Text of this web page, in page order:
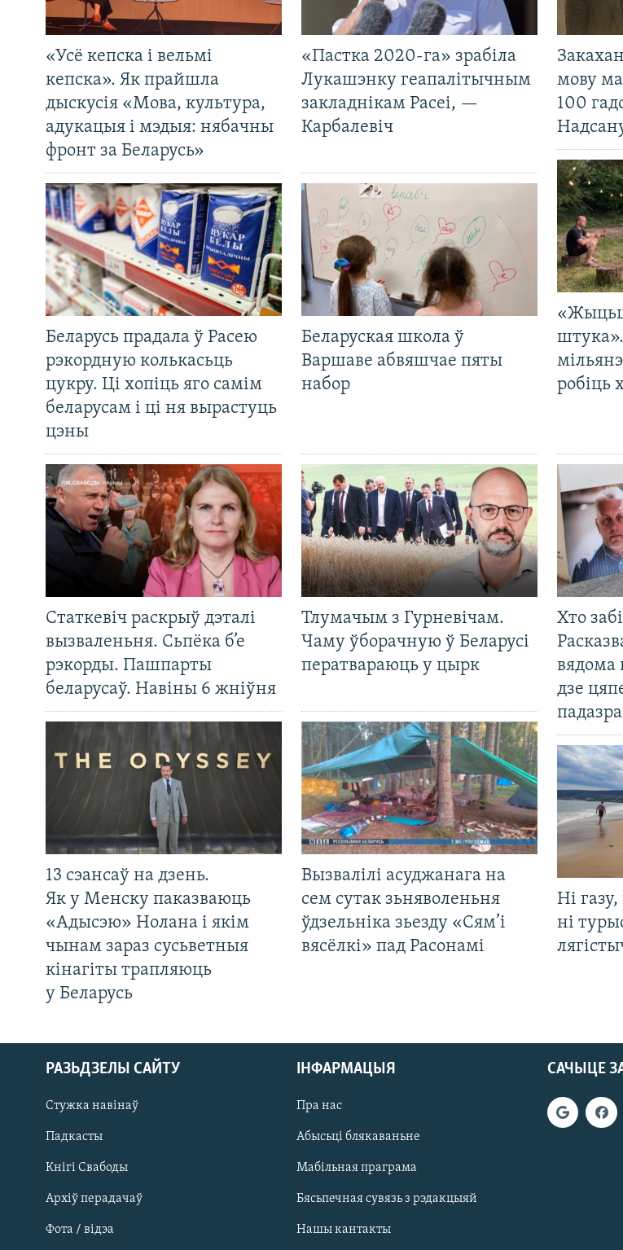
«Усё кепска і вельмі
кепска». Як прайшла
дыскусія «Мова, культура,
адукацыя і мэдыя: нябачны
фронт за Беларусь»
«Пастка 2020-га» зрабіла
Лукашэнку геапалітычным
закладнікам Расеі, —
Карбалевіч
Беларусь прадала ў Расею
рэкордную колькасьць
цукру. Ці хопіць яго самім
беларусам і ці ня вырастуць
цэны
Беларуская школа ў
Варшаве абвяшчае пяты
набор
Статкевіч раскрыў дэталі
вызваленьня. Сьпёка б’е
рэкорды. Пашпарты
беларусаў. Навіны 6 жніўня
Тлумачым з Гурневічам.
Чаму ўборачную ў Беларусі
ператвараюць у цырк
13 сэансаў на дзень.
Як у Менску паказваюць
«Адысэю» Нолана і якім
чынам зараз сусьветныя
кінагіты трапляюць
у Беларусь
Вызвалілі асуджанага на
сем сутак зьняволеньня
ўдзельніка зьезду «Сям’і
вясёлкі» пад Расонамі
мову
100
штука».
робіць
Хто
вядома
дзе
Ні газу,
ні
САЧЫЦЕ
РАЗЬДЗЕЛЫ САЙТУ
Стужка навінаў
Падкасты
Кнігі Свабоды
Архіў перадачаў
Фота / відэа
ІНФАРМАЦЫЯ
Пра нас
Абысьці блякаваньне
Мабільная праграма
Бясьпечная сувязь з рэдакцыяй
Нашы кантакты